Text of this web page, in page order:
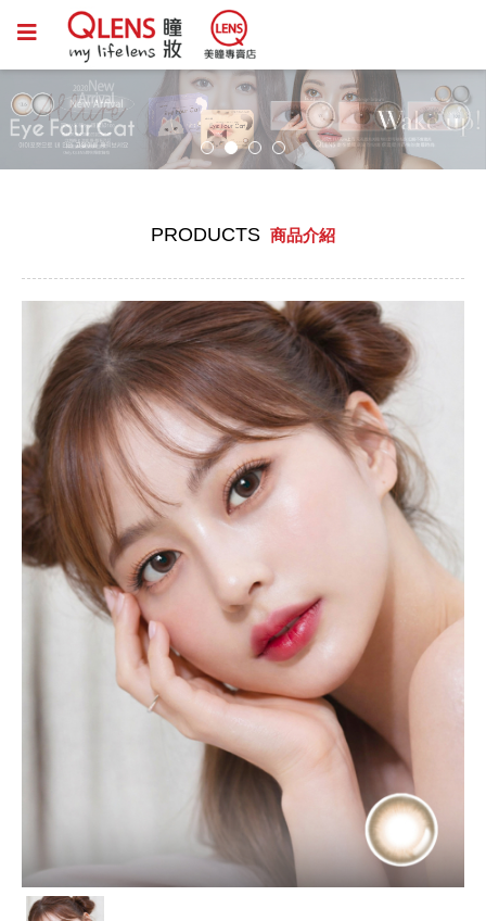
PRODUCTS 商品介紹